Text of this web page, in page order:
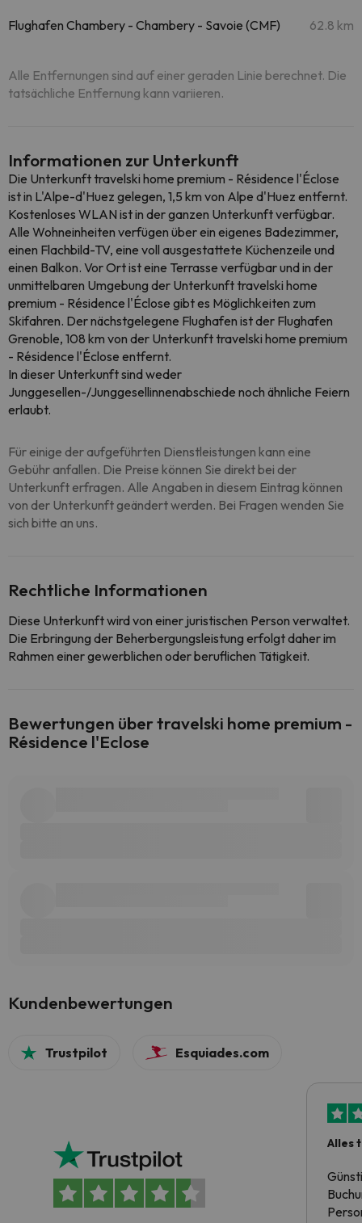
Flughafen Chambery - Chambery - Savoie (CMF) 62.8 km
Alle Entfernungen sind auf einer geraden Linie berechnet. Die
tatsächliche Entfernung kann variieren.
Informationen zur Unterkunft
Die Unterkunft travelski home premium - Résidence l'Éclose
ist in L'Alpe-d'Huez gelegen, 1,5 km von Alpe d'Huez entfernt.
Kostenloses WLAN ist in der ganzen Unterkunft verfügbar.
Alle Wohneinheiten verfügen über ein eigenes Badezimmer,
einen Flachbild-TV, eine voll ausgestattete Küchenzeile und
einen Balkon. Vor Ort ist eine Terrasse verfügbar und in der
unmittelbaren Umgebung der Unterkunft travelski home
premium - Résidence l'Éclose gibt es Möglichkeiten zum
Skifahren. Der nächstgelegene Flughafen ist der Flughafen
Grenoble, 108 km von der Unterkunft travelski home premium
- Résidence l'Éclose entfernt.
In dieser Unterkunft sind weder
Junggesellen-/Junggesellinnenabschiede noch ähnliche Feiern
erlaubt.
Für einige der aufgeführten Dienstleistungen kann eine
Gebühr anfallen. Die Preise können Sie direkt bei der
Unterkunft erfragen. Alle Angaben in diesem Eintrag können
von der Unterkunft geändert werden. Bei Fragen wenden Sie
sich bitte an uns.
Rechtliche Informationen
Diese Unterkunft wird von einer juristischen Person verwaltet.
Die Erbringung der Beherbergungsleistung erfolgt daher im
Rahmen einer gewerblichen oder beruflichen Tätigkeit.
Bewertungen über travelski home premium -
Résidence l'Eclose
Kundenbewertungen
Trustpilot Esquiades.com
Alles